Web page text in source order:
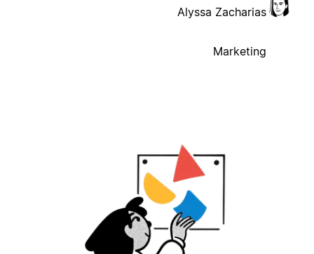
Alyssa Zacharias
Marketing